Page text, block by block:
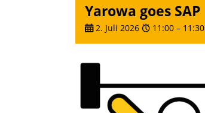
Yarowa goes SAP
2. Juli 2026 11:00 – 11:30